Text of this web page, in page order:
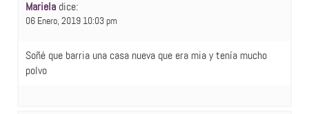
Mariela dice:
06 Enero, 2019 10:03 pm
Soñé que barria una casa nueva que era mia y tenía mucho
polvo